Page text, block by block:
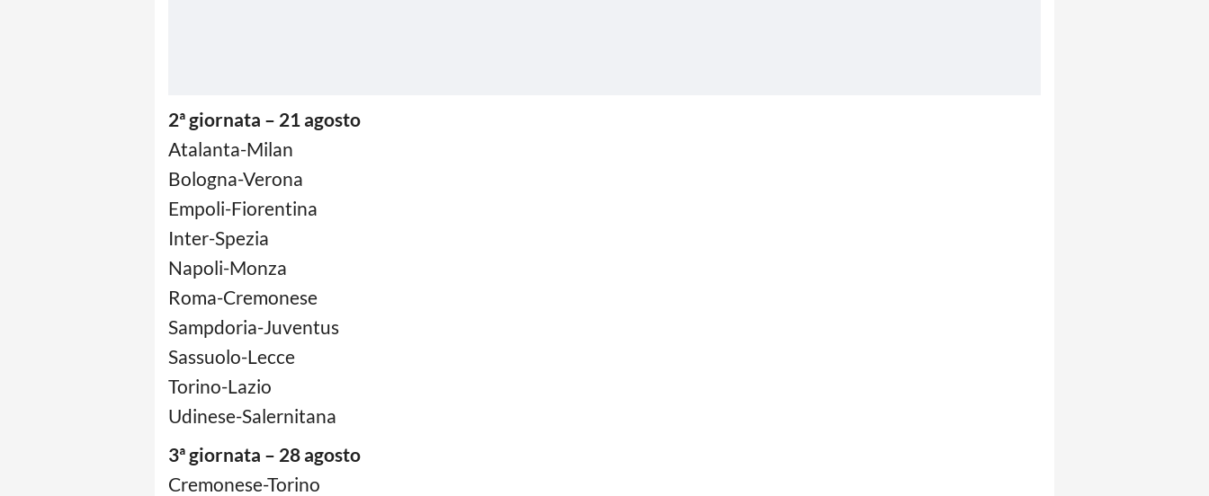
2ª giornata – 21 agosto
Atalanta-Milan
Bologna-Verona
Empoli-Fiorentina
Inter-Spezia
Napoli-Monza
Roma-Cremonese
Sampdoria-Juventus
Sassuolo-Lecce
Torino-Lazio
Udinese-Salernitana
3ª giornata – 28 agosto
Cremonese-Torino